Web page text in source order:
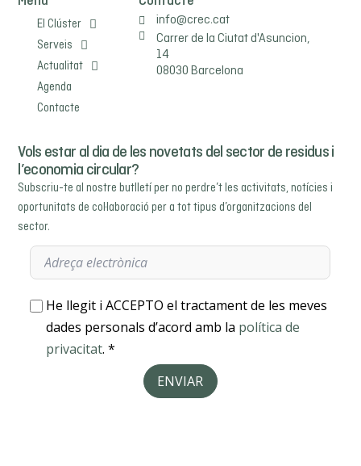
El Clúster
Serveis
Actualitat
Agenda
Contacte
info@crec.cat
Carrer de la Ciutat d'Asuncion,
14
08030 Barcelona
Vols estar al dia de les novetats del sector de residus i
l’economia circular?
Subscriu-te al nostre butlletí per no perdre’t les activitats, notícies i
oportunitats de col·laboració per a tot tipus d’organitzacions del
sector.